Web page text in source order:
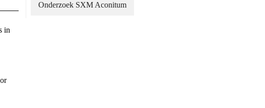
in
Onderzoek SXM Aconitum